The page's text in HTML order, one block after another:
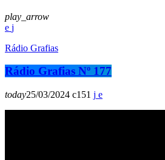
play_arrow
Rádio Grafias
Rádio Grafias Nº 177
today25/03/2024 151